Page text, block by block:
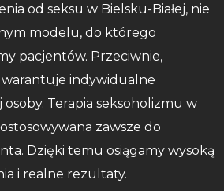
od seksu w Bielsku-Białej, nie
modelu, do którego
pacjentów. Przeciwnie,
indywidualne
Terapia seksoholizmu w
zawsze do
Dzięki temu osiągamy wysoką
i realne rezultaty.